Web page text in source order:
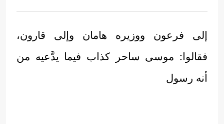
إلى فرعون ووزيره هامان وإلى قارون،
فقالوا: موسى ساحر كذاب فيما يدَّعيه من
أنه رسول